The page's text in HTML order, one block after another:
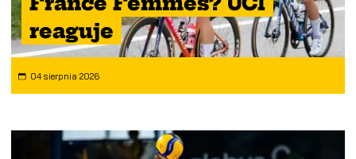
reaguje
04 sierpnia 2026